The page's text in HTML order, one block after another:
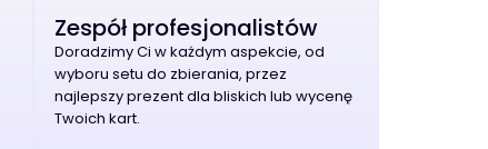
Zespół profesjonalistów
Doradzimy Ci w każdym aspekcie, od
wyboru setu do zbierania, przez
najlepszy prezent dla bliskich lub wycenę
Twoich kart.